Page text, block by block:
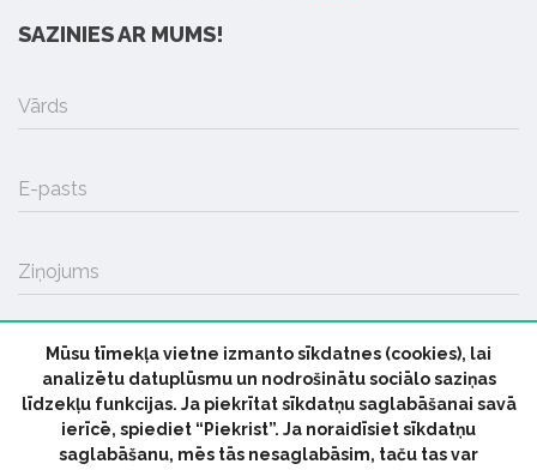
SAZINIES AR MUMS!
Vārds
E-pasts
Ziņojums
SŪTĪT
Mūsu tīmekļa vietne izmanto sīkdatnes (cookies), lai
analizētu datuplūsmu un nodrošinātu sociālo saziņas
līdzekļu funkcijas. Ja piekrītat sīkdatņu saglabāšanai savā
ierīcē, spiediet “Piekrist”. Ja noraidīsiet sīkdatņu
saglabāšanu, mēs tās nesaglabāsim, taču tas var